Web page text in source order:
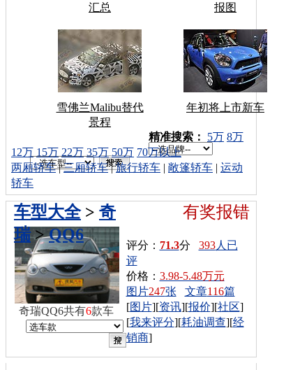
汇总
报图
雪佛兰Malibu替代
景程
年初将上市新车
车型搜索：
精准搜索： 5万 8万
12万 15万 22万 35万 50万 70万以上
两厢轿车|三厢轿车|旅行轿车 | 敞篷轿车 | 运动
轿车
有奖报错
车型大全> 奇
瑞>QQ6
评分： 71.3分 393人已
评
价格： 3.98-5.48万元
图片247张 文章116篇
[图片][资讯][报价][社区]
[我来评分][耗油调查][经
销商]
奇瑞QQ6共有6款车